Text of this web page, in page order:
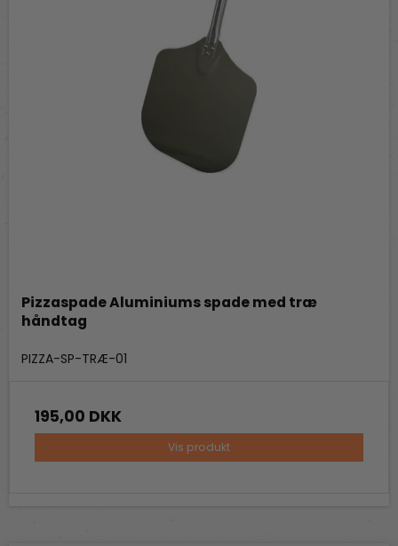
Pizzaspade Aluminiums spade med træ
håndtag
PIZZA-SP-TRÆ-01
195,00 DKK
Vis produkt